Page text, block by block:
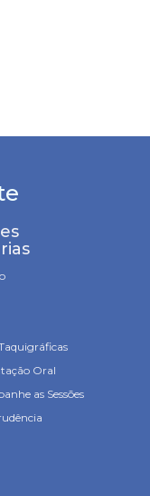
Oral
as Sessões